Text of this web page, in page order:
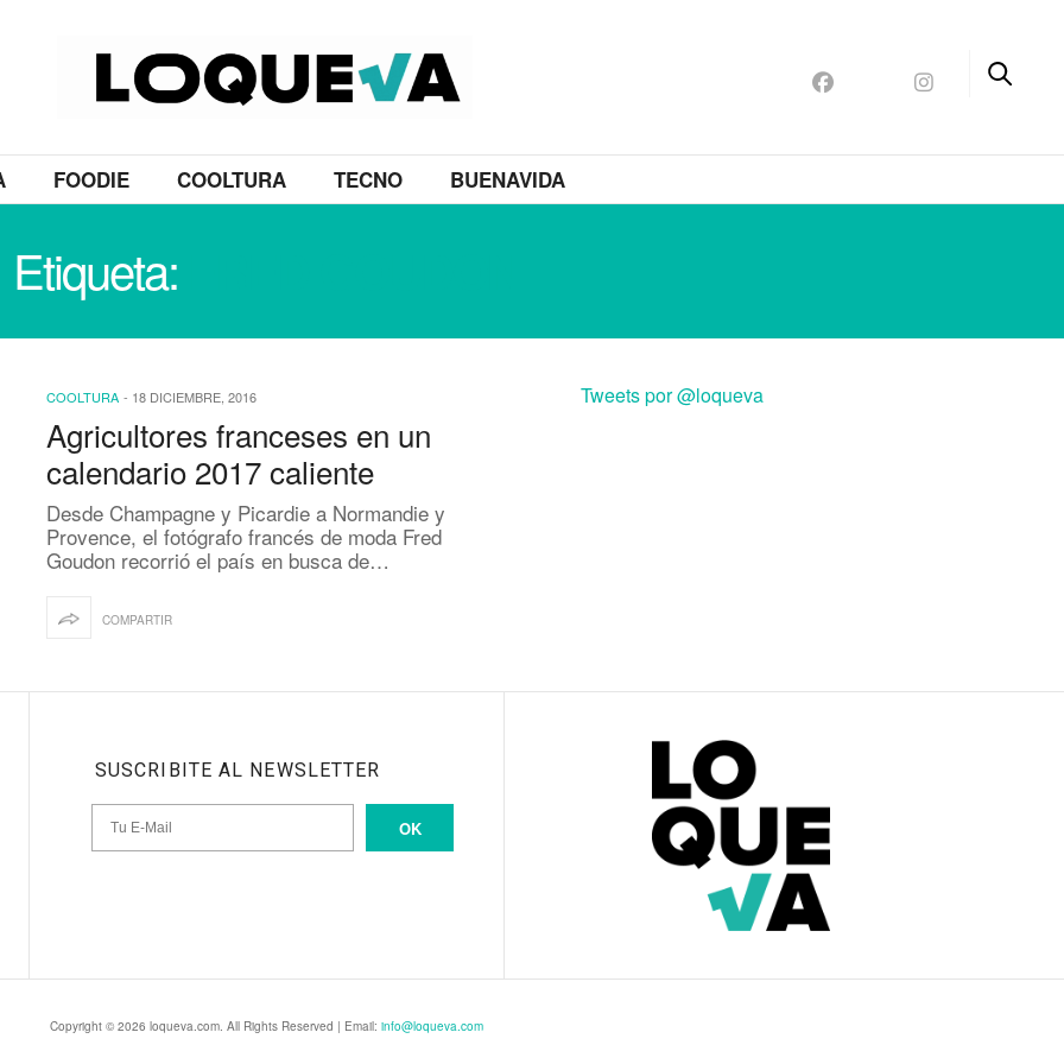
FOODIE COOLTURA TECNO BUENAVIDA
Etiqueta:
COOLTURA - 18 DICIEMBRE, 2016
Agricultores franceses en un
calendario 2017 caliente
Desde Champagne y Picardie a Normandie y
Provence, el fotógrafo francés de moda Fred
Goudon recorrió el país en busca de…
COMPARTIR
Tweets por @loqueva
SUSCRIBITE AL NEWSLETTER
OK
Copyright © 2026 loqueva.com. All Rights Reserved | Email: info@loqueva.com